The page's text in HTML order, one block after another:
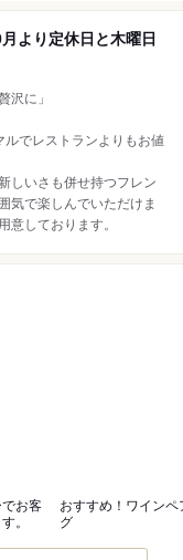
より定休日と木曜日
沢に」
でレストランよりもお値
しいさも併せ持つフレン
気で楽しんでいただけま
意しております。
お客
。
おすすめ！ワインペ
グ